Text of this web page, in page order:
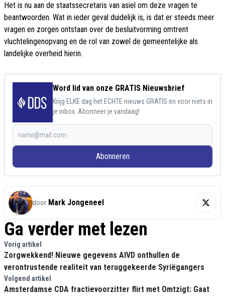
Het is nu aan de staatssecretaris van asiel om deze vragen te
beantwoorden. Wat in ieder geval duidelijk is, is dat er steeds meer
vragen en zorgen ontstaan over de besluitvorming omtrent
vluchtelingenopvang en de rol van zowel de gemeentelijke als
landelijke overheid hierin.
Word lid van onze GRATIS Nieuwsbrief
Krijg ELKE dag het ECHTE nieuws GRATIS en voor niets in
je inbox. Abonneer je vandaag!
Abonneren
door Mark Jongeneel
Ga verder met lezen
Vorig artikel
Zorgwekkend! Nieuwe gegevens AIVD onthullen de
verontrustende realiteit van teruggekeerde Syriëgangers
Volgend artikel
Amsterdamse CDA fractievoorzitter flirt met Omtzigt: Gaat